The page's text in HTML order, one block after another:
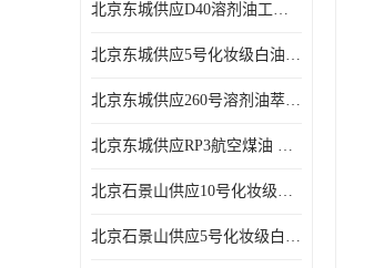
北京东城供应D40溶剂油工业金属清洗
北京东城供应5号化妆级白油钻井液润滑剂
北京东城供应260号溶剂油萃取溶剂油金属萃取剂
北京东城供应RP3航空煤油 高含量国标工业级航空煤油燃料油 无色透明
北京石景山供应10号化妆级白油高精密机械润滑油
北京石景山供应5号化妆级白油缝纫机油 设备润滑油